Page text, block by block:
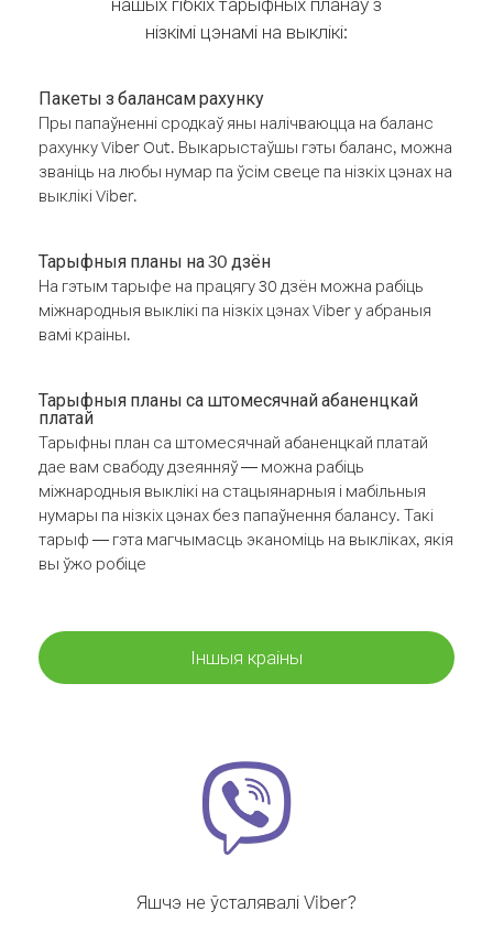
нізкімі цэнамі на выклікі:
Пакеты з балансам рахунку
Пры папаўненні сродкаў яны налічваюцца на баланс
рахунку Viber Out. Выкарыстаўшы гэты баланс, можна
званіць на любы нумар па ўсім свеце па нізкіх цэнах на
выклікі Viber.
Тарыфныя планы на 30 дзён
На гэтым тарыфе на працягу 30 дзён можна рабіць
міжнародныя выклікі па нізкіх цэнах Viber у абраныя
вамі краіны.
Тарыфныя планы са штомесячнай абаненцкай
платай
Тарыфны план са штомесячнай абаненцкай платай
дае вам свабоду дзеянняў — можна рабіць
міжнародныя выклікі на стацыянарныя і мабільныя
нумары па нізкіх цэнах без папаўнення балансу. Такі
тарыф — гэта магчымасць эканоміць на выкліках, якія
вы ўжо робіце
Іншыя краіны
Яшчэ не ўсталявалі Viber?